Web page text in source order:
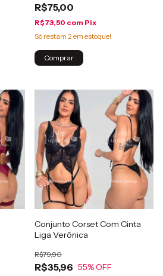
R$75,00
R$73,50 com Pix
Só restam 2 em estoque!
Comprar
Conjunto Corset Com Cinta
Liga Verônica
R$35,96
R$79,90
55% OFF